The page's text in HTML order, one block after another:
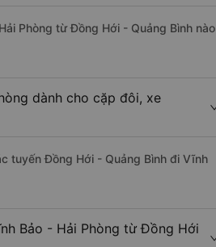
Phòng từ Đồng Hới - Quảng Bình nào
dành cho cặp đôi, xe
tuyến Đồng Hới - Quảng Bình đi Vĩnh
Bảo - Hải Phòng từ Đồng Hới